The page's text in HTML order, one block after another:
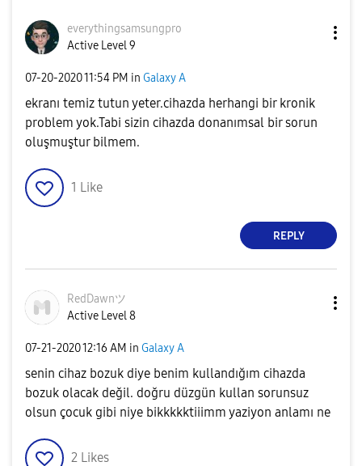
everythingsamsungpro
Active Level 9
‎07-20-202011:54 PM in Galaxy A
ekranı temiz tutun yeter.cihazda herhangi bir kronik
problem yok.Tabi sizin cihazda donanımsal bir sorun
oluşmuştur bilmem.
1 Like
REPLY
RedDawnツ
Active Level 8
‎07-21-202012:16 AM in Galaxy A
senin cihaz bozuk diye benim kullandığım cihazda
bozuk olacak değil. doğru düzgün kullan sorunsuz
olsun çocuk gibi niye bikkkkktiiimm yaziyon anlamı ne
2 Likes